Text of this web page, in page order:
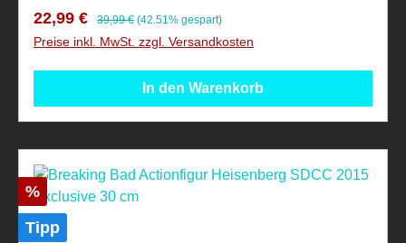
Verkaufspreis:
22,99 € Regulärer Preis:
39,99 € (42.51% gespart)
Preise inkl. MwSt. zzgl. Versandkosten
In den Warenkorb
Rabatt
%
Tipp